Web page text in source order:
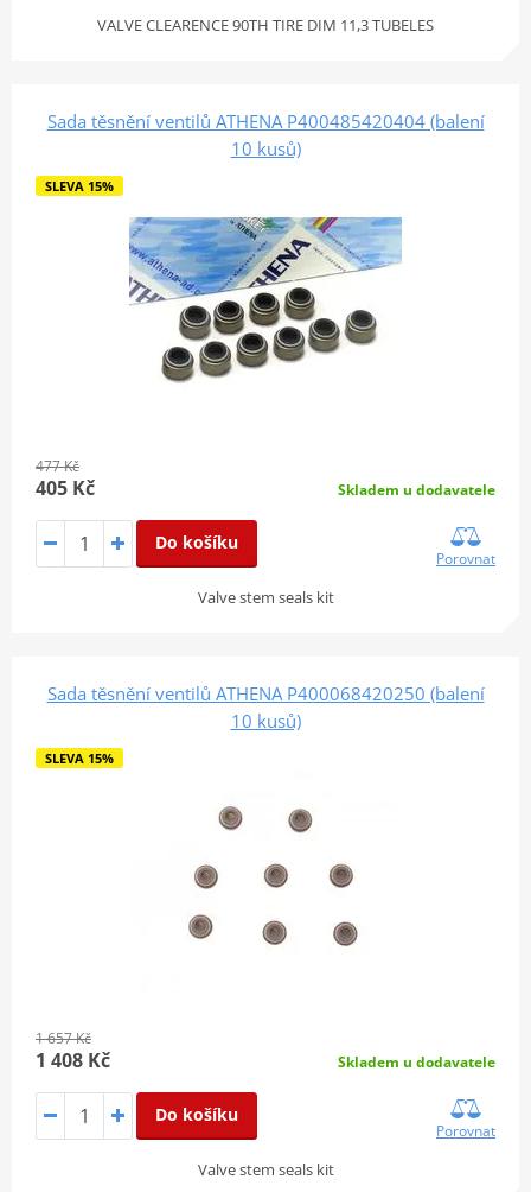
VALVE CLEARENCE 90TH TIRE DIM 11,3 TUBELES
Sada těsnění ventilů ATHENA P400485420404 (balení
10 kusů)
SLEVA 15%
477 Kč
405 Kč Skladem u dodavatele
Do košíku
Porovnat
Valve stem seals kit
Sada těsnění ventilů ATHENA P400068420250 (balení
10 kusů)
SLEVA 15%
1 657 Kč
1 408 Kč Skladem u dodavatele
Do košíku
Porovnat
Valve stem seals kit